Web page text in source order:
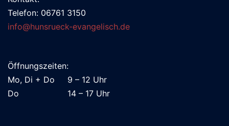
Telefon: 06761 3150
info@hunsrueck-evangelisch.de
Öffnungszeiten:
Mo, Di + Do 9 – 12 Uhr
Do 14 – 17 Uhr